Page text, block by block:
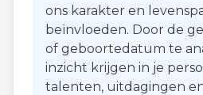
ons karakter en
beïnvloeden. Door de
of geboortedatum te
inzicht krijgen in je
talenten, uitdagingen